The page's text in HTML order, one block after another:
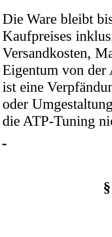
Die Ware bleibt
Kaufpreises
Versandkosten,
Eigentum von der
ist eine
oder
die ATP-Tuning